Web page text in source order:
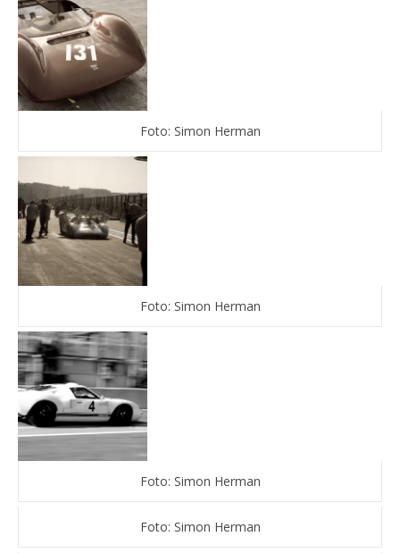
Foto: Simon Herman
Foto: Simon Herman
Foto: Simon Herman
Foto: Simon Herman